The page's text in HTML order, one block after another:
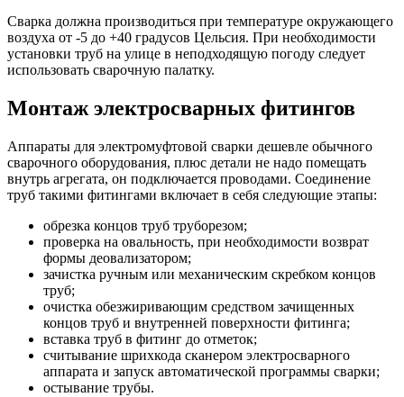
Сварка должна производиться при температуре окружающего
воздуха от -5 до +40 градусов Цельсия. При необходимости
установки труб на улице в неподходящую погоду следует
использовать сварочную палатку.
Монтаж электросварных фитингов
Аппараты для электромуфтовой сварки дешевле обычного
сварочного оборудования, плюс детали не надо помещать
внутрь агрегата, он подключается проводами. Соединение
труб такими фитингами включает в себя следующие этапы:
обрезка концов труб труборезом;
проверка на овальность, при необходимости возврат
формы деовализатором;
зачистка ручным или механическим скребком концов
труб;
очистка обезжиривающим средством зачищенных
концов труб и внутренней поверхности фитинга;
вставка труб в фитинг до отметок;
считывание шрихкода сканером электросварного
аппарата и запуск автоматической программы сварки;
остывание трубы.